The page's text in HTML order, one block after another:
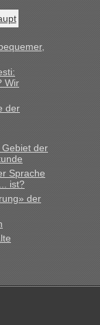
An welchem
geht es am
ausgereist,
15 Fahrzeuge
nach ca 20
geht es am
Ukraine/
Wollen
Wir
der
der
Sprache
ist?
der